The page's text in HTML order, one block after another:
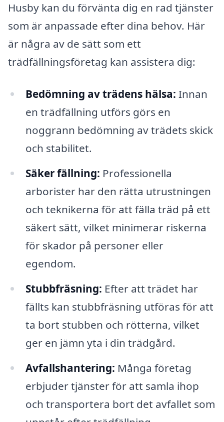
Husby kan du förvänta dig en rad tjänster
som är anpassade efter dina behov. Här
är några av de sätt som ett
trädfällningsföretag kan assistera dig:
Bedömning av trädens hälsa: Innan
en trädfällning utförs görs en
noggrann bedömning av trädets skick
och stabilitet.
Säker fällning: Professionella
arborister har den rätta utrustningen
och teknikerna för att fälla träd på ett
säkert sätt, vilket minimerar riskerna
för skador på personer eller
egendom.
Stubbfräsning: Efter att trädet har
fällts kan stubbfräsning utföras för att
ta bort stubben och rötterna, vilket
ger en jämn yta i din trädgård.
Avfallshantering: Många företag
erbjuder tjänster för att samla ihop
och transportera bort det avfallet som